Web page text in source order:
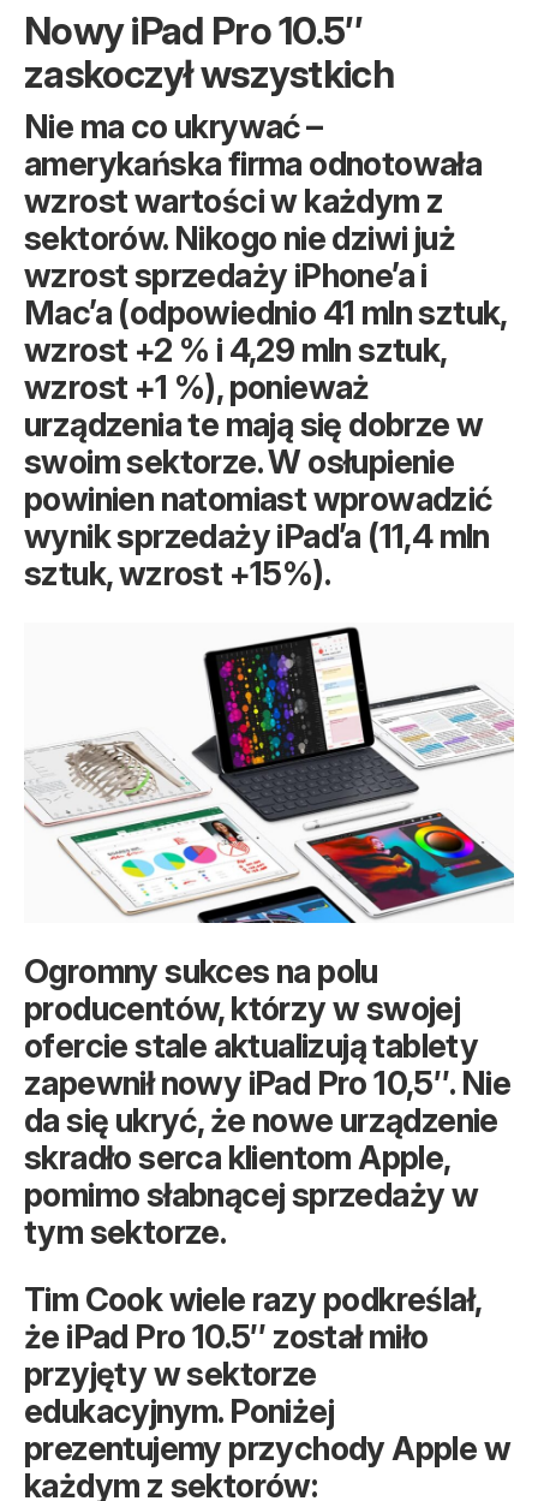
Nowy iPad Pro 10.5″
zaskoczył wszystkich
Nie ma co ukrywać –
amerykańska firma odnotowała
wzrost wartości w każdym z
sektorów. Nikogo nie dziwi już
wzrost sprzedaży iPhone’a i
Mac’a (odpowiednio 41 mln sztuk,
wzrost +2 % i 4,29 mln sztuk,
wzrost +1 %), ponieważ
urządzenia te mają się dobrze w
swoim sektorze. W osłupienie
powinien natomiast wprowadzić
wynik sprzedaży iPad’a (11,4 mln
sztuk, wzrost +15%).
Ogromny sukces na polu
producentów, którzy w swojej
ofercie stale aktualizują tablety
zapewnił nowy iPad Pro 10,5″. Nie
da się ukryć, że nowe urządzenie
skradło serca klientom Apple,
pomimo słabnącej sprzedaży w
tym sektorze.
Tim Cook wiele razy podkreślał,
że iPad Pro 10.5″ został miło
przyjęty w sektorze
edukacyjnym. Poniżej
prezentujemy przychody Apple w
każdym z sektorów: